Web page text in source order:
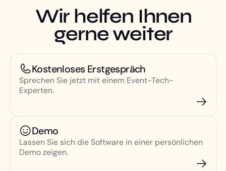
Wir helfen Ihnen
gerne weiter
Kostenloses Erstgespräch
Sprechen Sie jetzt mit einem Event-Tech-
Experten.
Demo
Lassen Sie sich die Software in einer persönlichen
Demo zeigen.